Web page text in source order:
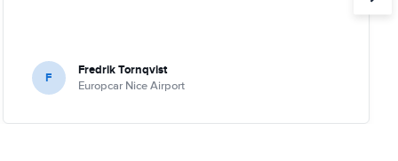
F Fredrik Tornqvist
Europcar Nice Airport